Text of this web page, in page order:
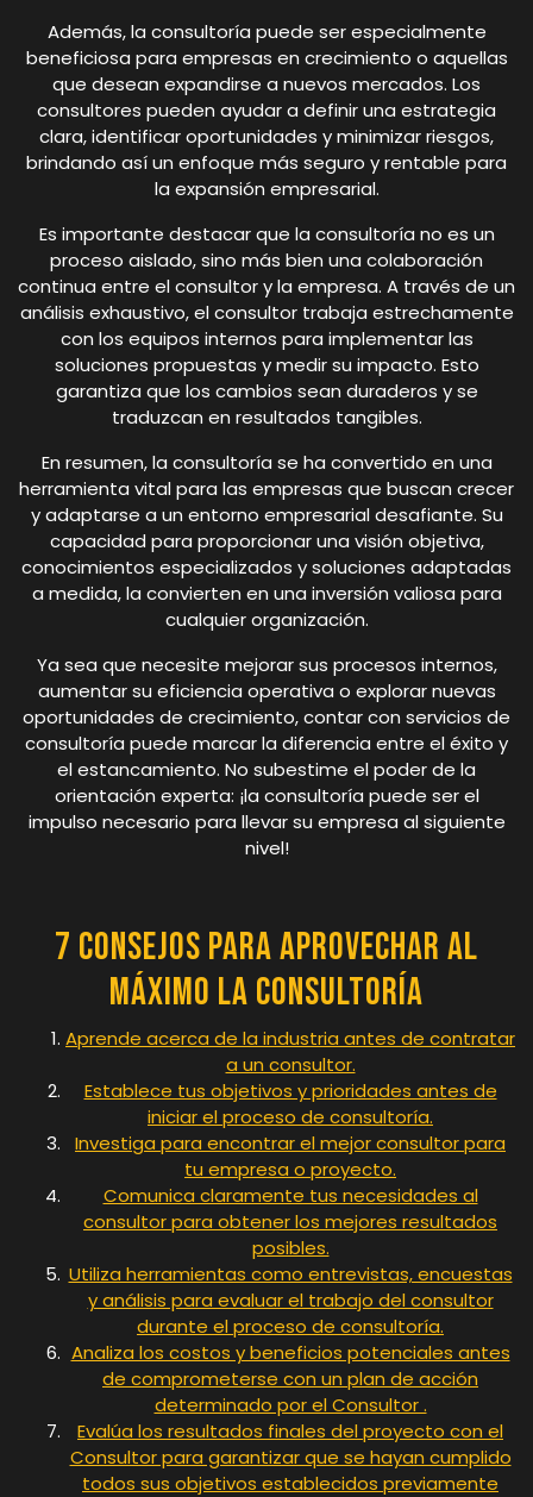
Además, la consultoría puede ser especialmente
beneficiosa para empresas en crecimiento o aquellas
que desean expandirse a nuevos mercados. Los
consultores pueden ayudar a definir una estrategia
clara, identificar oportunidades y minimizar riesgos,
brindando así un enfoque más seguro y rentable para
la expansión empresarial.
Es importante destacar que la consultoría no es un
proceso aislado, sino más bien una colaboración
continua entre el consultor y la empresa. A través de un
análisis exhaustivo, el consultor trabaja estrechamente
con los equipos internos para implementar las
soluciones propuestas y medir su impacto. Esto
garantiza que los cambios sean duraderos y se
traduzcan en resultados tangibles.
En resumen, la consultoría se ha convertido en una
herramienta vital para las empresas que buscan crecer
y adaptarse a un entorno empresarial desafiante. Su
capacidad para proporcionar una visión objetiva,
conocimientos especializados y soluciones adaptadas
a medida, la convierten en una inversión valiosa para
cualquier organización.
Ya sea que necesite mejorar sus procesos internos,
aumentar su eficiencia operativa o explorar nuevas
oportunidades de crecimiento, contar con servicios de
consultoría puede marcar la diferencia entre el éxito y
el estancamiento. No subestime el poder de la
orientación experta: ¡la consultoría puede ser el
impulso necesario para llevar su empresa al siguiente
nivel!
7 consejos para aprovechar al
máximo la consultoría
Aprende acerca de la industria antes de contratar
a un consultor.
Establece tus objetivos y prioridades antes de
iniciar el proceso de consultoría.
Investiga para encontrar el mejor consultor para
tu empresa o proyecto.
Comunica claramente tus necesidades al
consultor para obtener los mejores resultados
posibles.
Utiliza herramientas como entrevistas, encuestas
y análisis para evaluar el trabajo del consultor
durante el proceso de consultoría.
Analiza los costos y beneficios potenciales antes
de comprometerse con un plan de acción
determinado por el Consultor .
Evalúa los resultados finales del proyecto con el
Consultor para garantizar que se hayan cumplido
todos sus objetivos establecidos previamente